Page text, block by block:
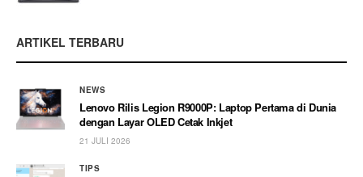
ARTIKEL TERBARU
NEWS
Lenovo Rilis Legion R9000P: Laptop Pertama di Dunia
dengan Layar OLED Cetak Inkjet
21 JULI 2026
TIPS